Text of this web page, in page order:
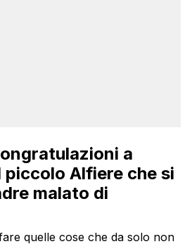
a
Alfiere che si
malato di
quelle cose che da solo non